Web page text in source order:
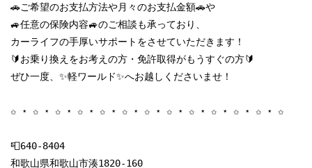
🚗ご希望のお支払方法や月々のお支払金額🚗や
🚙任意の保険内容🚙のご相談も承っており、
カーライフの手厚いサポートをさせていただきます！
🔰お乗り換えをお考えの方・免許取得がもうすぐの方🔰
ぜひ一度、✨軽ワールド✨へお越しくださいませ！
✩ ⋆ ✩ ⋆ ✩ ⋆ ✩ ⋆ ✩ ⋆ ✩ ⋆ ✩ ⋆ ✩ ⋆ ✩ ⋆ ✩ ⋆ ✩ ⋆ ✩ ⋆ ✩
📮640-8404
和歌山県和歌山市湊1820-160